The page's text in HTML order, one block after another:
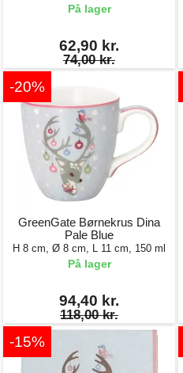
På lager
62,90 kr.
74,00 kr.
-20%
GreenGate Børnekrus Dina
Pale Blue
H 8 cm, Ø 8 cm, L 11 cm, 150 ml
På lager
94,40 kr.
118,00 kr.
-15%